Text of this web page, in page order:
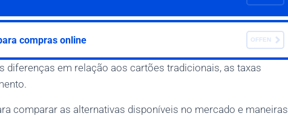
compras online OFFEN
diferenças em relação aos cartões tradicionais, as taxas
comparar as alternativas disponíveis no mercado e maneiras